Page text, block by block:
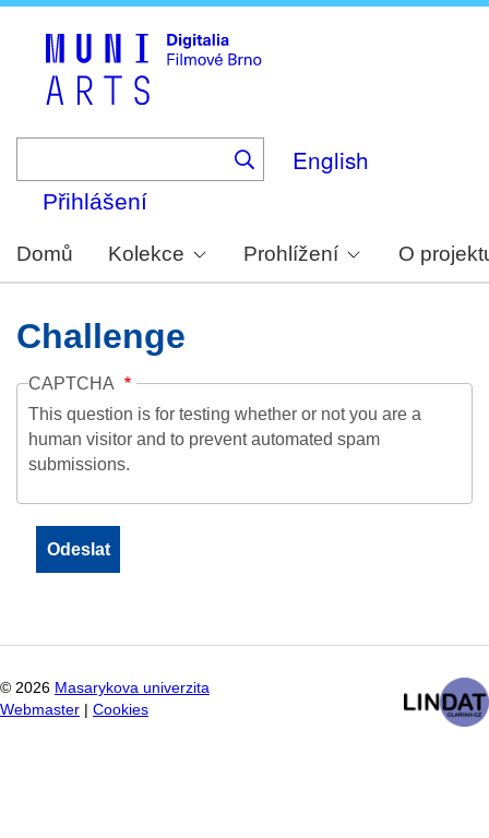
English
Přihlášení
Domů Kolekce Prohlížení O
Challenge
CAPTCHA
This question is for testing whether or not you are a
human visitor and to prevent automated spam
submissions.
© 2026 Masarykova univerzita
Webmaster
Cookies